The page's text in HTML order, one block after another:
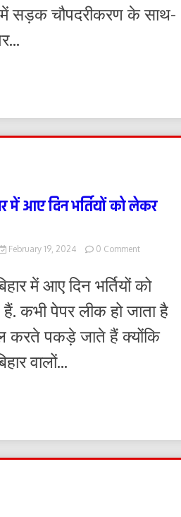
रूट
सड़क चौपदरीकरण के साथ-
में आए दिन भर्तियों को लेकर
February 19, 2024 0 Commenton
प्रदेश
और
में
दिन
में आए दिन भर्तियों को
कभी पेपर लीक हो जाता है
पकड़े जाते हैं क्योंकि
वालों...